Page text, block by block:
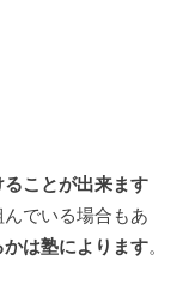
ことが出来ます
でいる場合もあ
は塾によります。